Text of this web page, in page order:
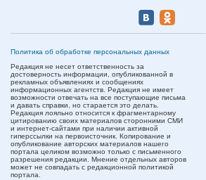
Политика об обработке персональных данных
Редакция не несет ответственность за
достоверность информации, опубликованной в
рекламных объявлениях и сообщениях
информационных агентств. Редакция не имеет
возможности отвечать на все поступающие письма
и давать справки, но старается это делать.
Редакция лояльно относится к фрагментарному
цитированию своих материалов сторонними СМИ
и интернет-сайтами при наличии активной
гиперссылки на первоисточник. Копирование и
опубликование авторских материалов нашего
портала целиком возможно только с письменного
разрешения редакции. Мнение отдельных авторов
может не совпадать с редакционной политикой
портала.